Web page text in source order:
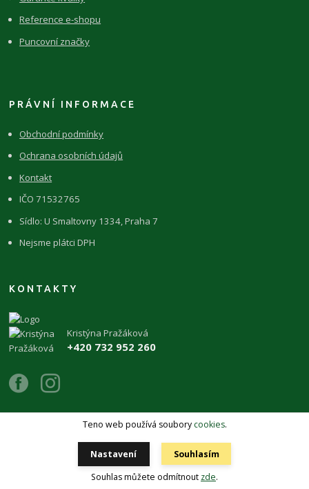
Reference e-shopu
Puncovní značky
PRÁVNÍ INFORMACE
Obchodní podmínky
Ochrana osobních údajů
Kontakt
IČO 71532765
Sídlo: U Smaltovny 1334, Praha 7
Nejsme plátci DPH
KONTAKTY
Kristýna Pražáková
+420 732 952 260
Copyright 2026 © ŽIVÉKAMENY Kristýna Pražáková
Vytvořeno na
Teno web používá soubory cookies.
Nastavení
Souhlasím
Souhlas můžete odmítnout zde.